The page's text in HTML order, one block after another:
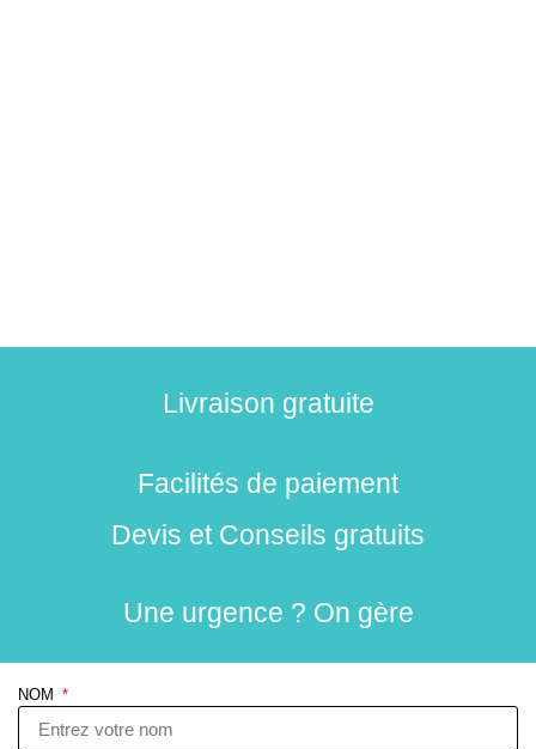
Livraison gratuite
Facilités de paiement
Devis et Conseils gratuits
Une urgence ? On gère
NOM